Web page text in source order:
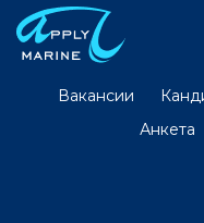
Вакансии
Анкета